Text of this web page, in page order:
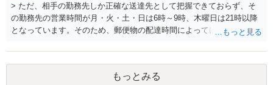
> ただ、相手の勤務先しか正確な送達先として把握できておらず、そ
の勤務先の営業時間が月・火・土・日は6時～9時、木曜日は21時以降
となっています。そのため、郵便物の配達時間によっては受け取りが
夜間の送達を上申するのが基本になりますが、感覚的には郵便局を動
かすには早すぎるので執行官送達を申し立てる必要があるかもしれま
せん。裁判所としては（あまりに特殊すぎて）就業場所送達を認めな
もっとみる